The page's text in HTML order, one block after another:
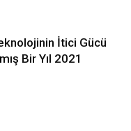
İtici Gücü
Bir Yıl 2021